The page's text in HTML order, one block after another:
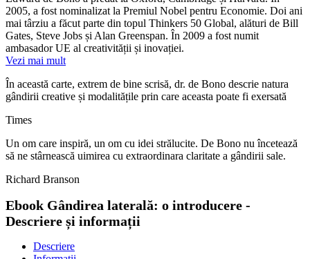
2005, a fost nominalizat la Premiul Nobel pentru Economie. Doi ani
mai târziu a făcut parte din topul Thinkers 50 Global, alături de Bill
Gates, Steve Jobs și Alan Greenspan. În 2009 a fost numit
ambasador UE al creativității și inovației.
Vezi mai mult
În această carte, extrem de bine scrisă, dr. de Bono descrie natura
gândirii creative și modalitățile prin care aceasta poate fi exersată
Times
Un om care inspiră, un om cu idei strălucite. De Bono nu încetează
să ne stârnească uimirea cu extraordinara claritate a gândirii sale.
Richard Branson
Ebook Gândirea laterală: o introducere -
Descriere și informații
Descriere